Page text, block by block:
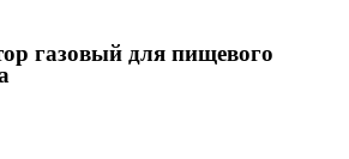
газовый для пищевого